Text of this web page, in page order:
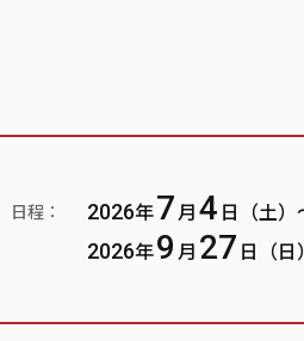
日程 2026年7月4 日（土）
2026年9 月 27 日（日）